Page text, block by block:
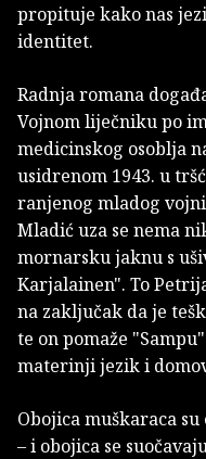
propituje kako nas
identitet.
Radnja romana
Vojnom liječniku po
medicinskog osoblja
usidrenom 1943. u
ranjenog mladog
Mladić uza se nema
mornarsku jaknu s
Karjalainen". To
na zaključak da je
te on pomaže
materinji jezik i
Obojica muškaraca
– i obojica se